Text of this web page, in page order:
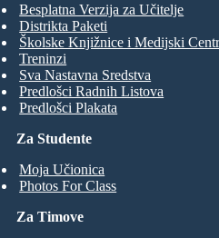
Za Studente
Moja Učionica
Photos For Class
Besplatna Verzija za Učitelje
Distrikta Paketi
Školske Knjižnice i Medijski
Treninzi
Sva Nastavna Sredstva
Predlošci Radnih Listova
Predlošci Plakata
Za Timove